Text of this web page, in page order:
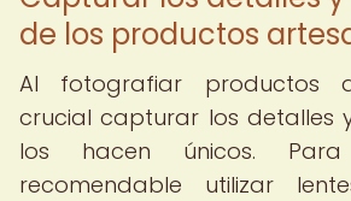
de los productos
Al fotografiar productos
crucial capturar los detalles
los hacen únicos.
recomendable utilizar